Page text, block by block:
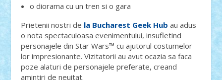
o diorama cu un tren si o gara
Prietenii nostri de la Bucharest Geek Hub au adus
o nota spectaculoasa evenimentului, insufletind
personajele din Star Wars™ cu ajutorul costumelor
lor impresionante. Vizitatorii au avut ocazia sa faca
poze alaturi de personajele preferate, creand
amintiri de neuitat.